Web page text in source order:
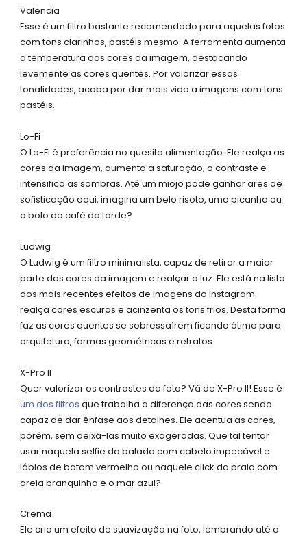
Valencia
Esse é um filtro bastante recomendado para aquelas fotos
com tons clarinhos, pastéis mesmo. A ferramenta aumenta
a temperatura das cores da imagem, destacando
levemente as cores quentes. Por valorizar essas
tonalidades, acaba por dar mais vida a imagens com tons
pastéis.
Lo-Fi
O Lo-Fi é preferência no quesito alimentação. Ele realça as
cores da imagem, aumenta a saturação, o contraste e
intensifica as sombras. Até um miojo pode ganhar ares de
sofisticação aqui, imagina um belo risoto, uma picanha ou
o bolo do café da tarde?
Ludwig
O Ludwig é um filtro minimalista, capaz de retirar a maior
parte das cores da imagem e realçar a luz. Ele está na lista
dos mais recentes efeitos de imagens do Instagram:
realça cores escuras e acinzenta os tons frios. Desta forma
faz as cores quentes se sobressaírem ficando ótimo para
arquitetura, formas geométricas e retratos.
X-Pro II
Quer valorizar os contrastes da foto? Vá de X-Pro II! Esse é
um dos filtros que trabalha a diferença das cores sendo
capaz de dar ênfase aos detalhes. Ele acentua as cores,
porém, sem deixá-las muito exageradas. Que tal tentar
usar naquela selfie da balada com cabelo impecável e
lábios de batom vermelho ou naquele click da praia com
areia branquinha e o mar azul?
Crema
Ele cria um efeito de suavização na foto, lembrando até o